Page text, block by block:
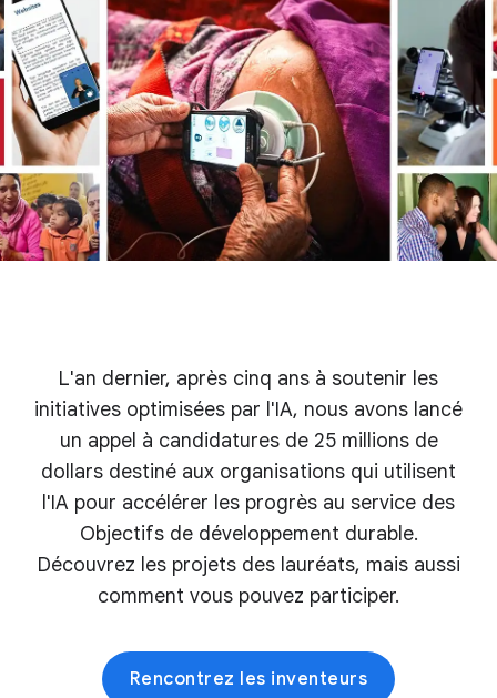
L'an dernier, après cinq ans à soutenir les
initiatives optimisées par l'IA, nous avons lancé
un appel à candidatures de 25 millions de
dollars destiné aux organisations qui utilisent
l'IA pour accélérer les progrès au service des
Objectifs de développement durable.
Découvrez les projets des lauréats, mais aussi
comment vous pouvez participer.
Rencontrez les inventeurs